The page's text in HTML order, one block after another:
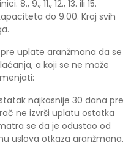
8., 9., 11., 12., 13. ili 15.
do 9.00. Kraj svih
uplate aranžmana da se
a koji se ne može
najkasnije 30 dana pre
ne izvrši uplatu ostatka
se da je odustao od
uslova otkaza aranžmana.